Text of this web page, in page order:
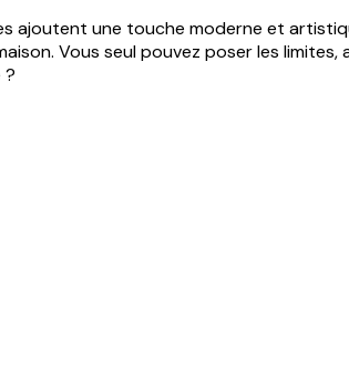
ajoutent une touche moderne et
Vous seul pouvez poser les
?